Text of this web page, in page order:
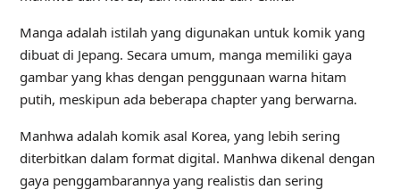
Manga adalah istilah yang digunakan untuk komik yang
dibuat di Jepang. Secara umum, manga memiliki gaya
gambar yang khas dengan penggunaan warna hitam
putih, meskipun ada beberapa chapter yang berwarna.
Manhwa adalah komik asal Korea, yang lebih sering
diterbitkan dalam format digital. Manhwa dikenal dengan
gaya penggambarannya yang realistis dan sering